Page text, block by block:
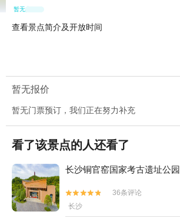
暂无点评
查看景点简介及开放时间
暂无报价
暂无门票预订，我们正在努力补充
看了该景点的人还看了
长沙铜官窑国家考古遗址公园


36条评论
长沙